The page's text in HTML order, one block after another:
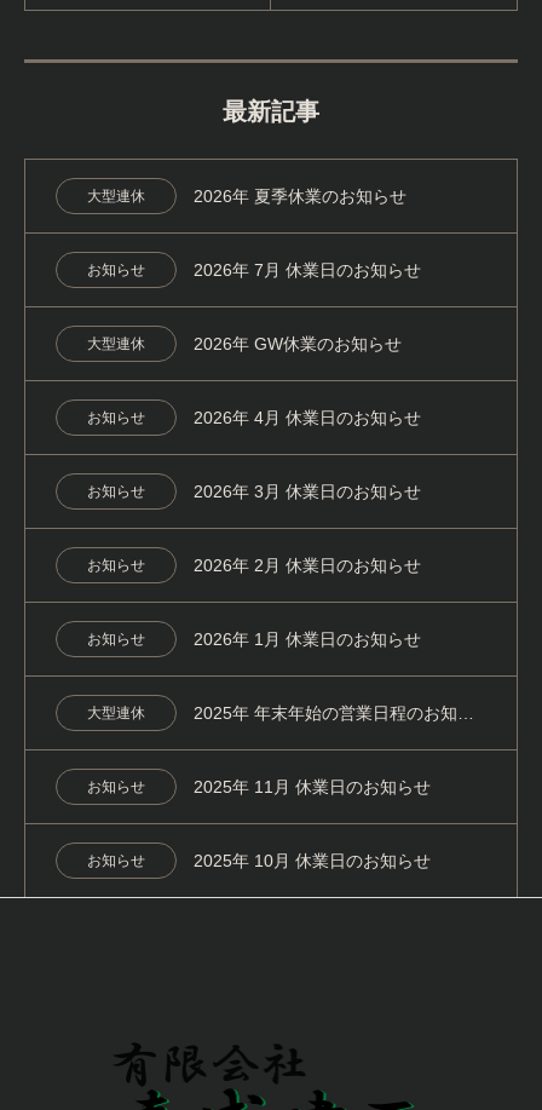
最新記事
大型連休 2026年 夏季休業のお知らせ
お知らせ 2026年 7月 休業日のお知らせ
大型連休 2026年 GW休業のお知らせ
お知らせ 2026年 4月 休業日のお知らせ
お知らせ 2026年 3月 休業日のお知らせ
お知らせ 2026年 2月 休業日のお知らせ
お知らせ 2026年 1月 休業日のお知らせ
大型連休
お知らせ 2025年 11月 休業日のお知らせ
お知らせ 2025年 10月 休業日のお知らせ